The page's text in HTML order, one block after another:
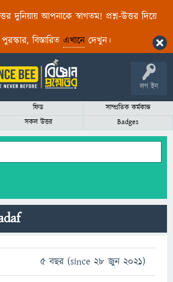
দুনিয়ায় আপনাকে স্বাগতম! প্রশ্ন-উত্তর দিয়ে
বিস্তারিত এখানেদেখুন।
লগ ইন
ফিড
সাম্প্রতিক কর্মকান্ড
সকল উত্তর Badges
5 বছর (since 28 জুন 2021)